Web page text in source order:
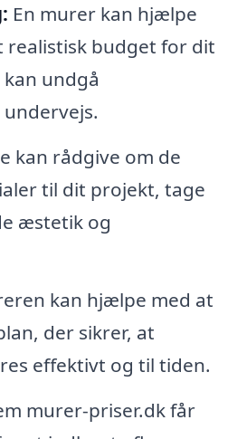
En murer kan hjælpe
realistisk budget for dit
undgå
kan rådgive om de
til dit projekt, tage
æstetik og
kan hjælpe med at
der sikrer, at
effektivt og til tiden.
murer-priser.dk får